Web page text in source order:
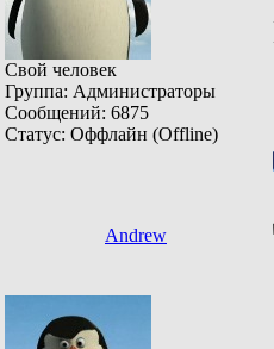
Свой человек
Группа: Администраторы
Сообщений: 6875
Статус: Оффлайн (Offline)
Andrew